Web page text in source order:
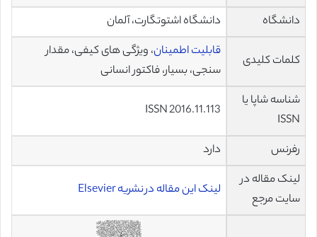
دانشگاه
دانشگاه اشتوتگارت، آلمان
کلمات کلیدی
قابلیت اطمینان، ویژگی های کیفی، مقدار
سنجی، بسیار، فاکتور انسانی
شناسه شاپا یا
ISSN
ISSN 2016.11.113
رفرنس
دارد
لینک مقاله در
سایت مرجع
لینک این مقاله در نشریه Elsevier